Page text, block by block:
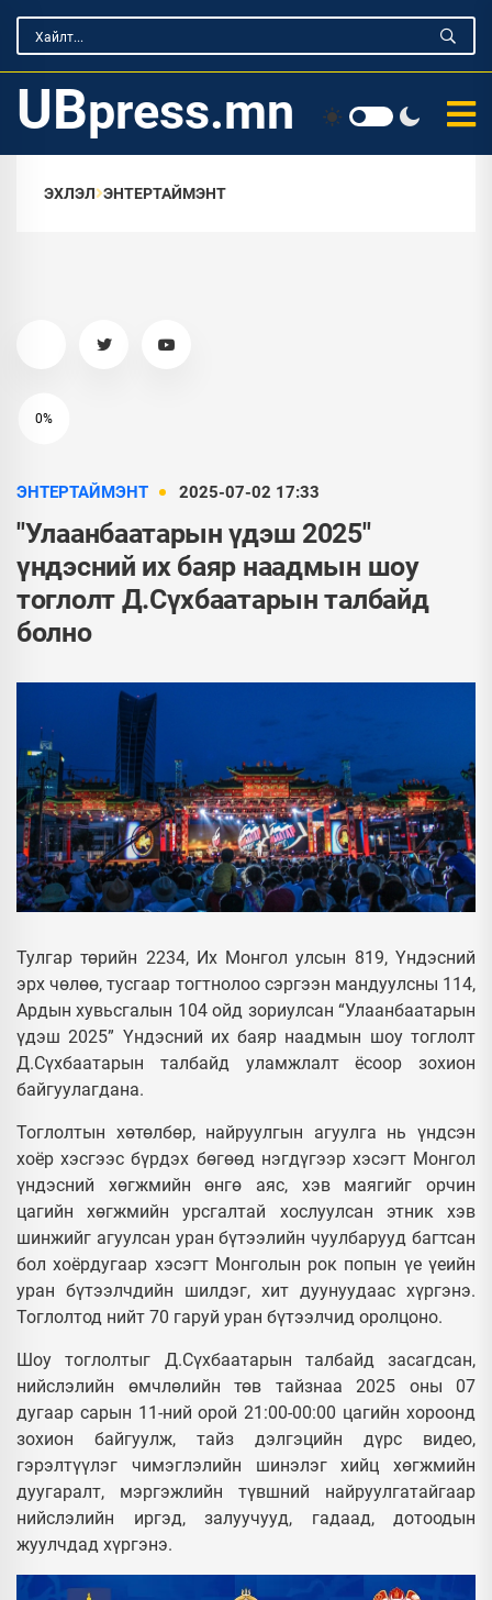
UBpress.mn
ЭХЛЭЛ ЭНТЕРТАЙМЭНТ
0%
ЭНТЕРТАЙМЭНТ 2025-07-02 17:33
"Улаанбаатарын үдэш 2025"
үндэсний их баяр наадмын шоу
тоглолт Д.Сүхбаатарын талбайд
болно
Тулгар төрийн 2234, Их Монгол улсын 819, Үндэсний
эрх чөлөө, тусгаар тогтнолоо сэргээн мандуулсны 114,
Ардын хувьсгалын 104 ойд зориулсан “Улаанбаатарын
үдэш 2025” Үндэсний их баяр наадмын шоу тоглолт
Д.Сүхбаатарын талбайд уламжлалт ёсоор зохион
байгуулагдана.
Тоглолтын хөтөлбөр, найруулгын агуулга нь үндсэн
хоёр хэсгээс бүрдэх бөгөөд нэгдүгээр хэсэгт Монгол
үндэсний хөгжмийн өнгө аяс, хэв маягийг орчин
цагийн хөгжмийн урсгалтай хослуулсан этник хэв
шинжийг агуулсан уран бүтээлийн чуулбарууд багтсан
бол хоёрдугаар хэсэгт Монголын рок попын үе үеийн
уран бүтээлчдийн шилдэг, хит дуунуудаас хүргэнэ.
Тоглолтод нийт 70 гаруй уран бүтээлчид оролцоно.
Шоу тоглолтыг Д.Сүхбаатарын талбайд засагдсан,
нийслэлийн өмчлөлийн төв тайзнаа 2025 оны 07
дугаар сарын 11-ний орой 21:00-00:00 цагийн хороонд
зохион байгуулж, тайз дэлгэцийн дүрс видео,
гэрэлтүүлэг чимэглэлийн шинэлэг хийц хөгжмийн
дуугаралт, мэргэжлийн түвшний найруулгатайгаар
нийслэлийн иргэд, залуучууд, гадаад, дотоодын
жуулчдад хүргэнэ.